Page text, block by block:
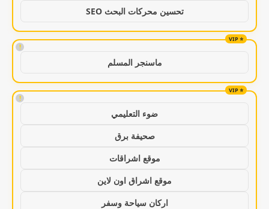
تحسين محركات البحث SEO
!
ماسنجر المسلم
!
ضوء التعليمي
صحيفة برق
موقع اشراقات
موقع اشراق اون لاين
اركان سياحة وسفر